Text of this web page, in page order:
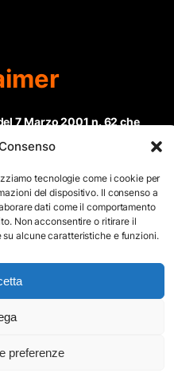
tecnologie come i cookie per
del dispositivo. Il consenso a
dati come il comportamento
Non acconsentire o ritirare il
alcune caratteristiche e funzioni.
preferenze
7 Marzo 2001 n. 62 che
di “Informazione
detentori del
dietro specifica
sito, comprensivo di testi e
specificato, è
essere riprodotto e
o cartaceo senza
parte dello staff di ”Il Mare
Sito